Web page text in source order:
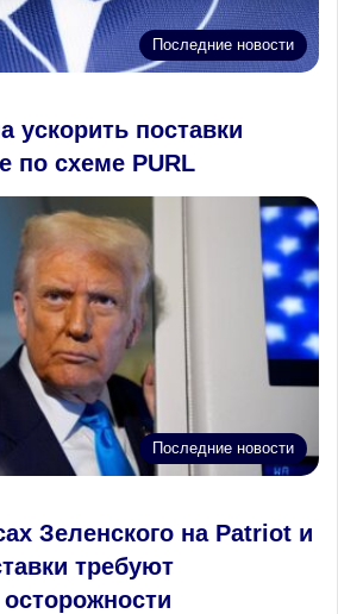
Последние новости
ускорить поставки
по схеме PURL
Последние новости
Зеленского на Patriot и
требуют